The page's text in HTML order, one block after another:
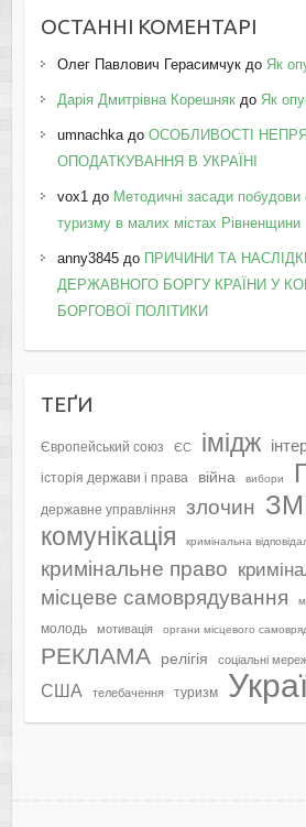
ОСТАННІ КОМЕНТАРІ
Олег Павлович Герасимчукдо Як
Дарія Дмитрівна Корешнякдо Як
umnachkaдо ОСОБЛИВОСТІ
ОПОДАТКУВАННЯ В УКРАЇНІ
vox1до Методичні засади побудови
туризму в малих містах Рівненщини
anny3845до ПРИЧИНИ ТА
ДЕРЖАВНОГО БОРГУ КРАЇНИ У
БОРГОВОЇ ПОЛІТИКИ
ТЕҐИ
Європейський союз ЄС імідж
історія держави і права війна вибори
державне управління злочин
комунікація кримінальна
кримінальне право
місцеве самоврядування
молодь мотивація органи місцевого
РЕКЛАМА релігія соціальні
США телебачення туризм